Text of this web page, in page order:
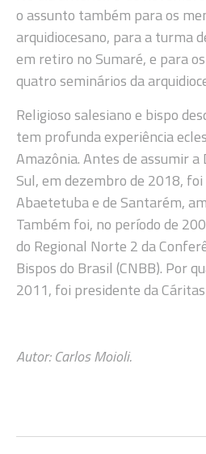
o assunto também para os
arquidiocesano, para a turma
em retiro no Sumaré, e para
quatro seminários da
Religioso salesiano e bispo
tem profunda experiência
Amazônia. Antes de assumir a
Sul, em dezembro de 2018, foi
Abaetetuba e de Santarém,
Também foi, no período de
do Regional Norte 2 da
Bispos do Brasil (CNBB). Por
2011, foi presidente da
Autor: Carlos Moioli.